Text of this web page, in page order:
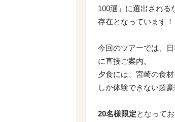
100選」に選出される
存在となっています！
今回のツアーでは、
に直接ご案内。
夕食には、宮崎の食
しか体験できない超
20名様限定となって